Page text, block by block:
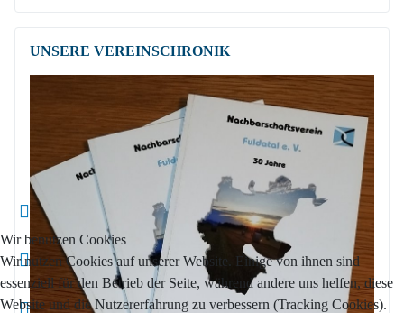
UNSERE VEREINSCHRONIK
Wir benutzen Cookies
Wir nutzen Cookies auf unserer Website. Einige von ihnen sind
essenziell für den Betrieb der Seite, während andere uns helfen, diese
Website und die Nutzererfahrung zu verbessern (Tracking Cookies).